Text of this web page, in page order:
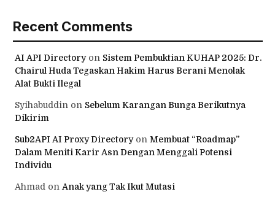
dalam Perkara Lingkungan Hidup
Proses Mediasi
Recent Comments
AI API DirectoryonSistem Pembuktian KUHAP 2025: Dr.
Chairul Huda Tegaskan Hakim Harus Berani Menolak
Alat Bukti Ilegal
SyihabuddinonSebelum Karangan Bunga Berikutnya